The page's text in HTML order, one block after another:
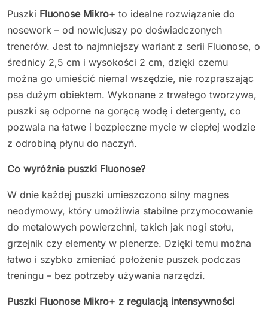
Puszki Fluonose Mikro+ to idealne rozwiązanie do
nosework – od nowicjuszy po doświadczonych
trenerów. Jest to najmniejszy wariant z serii Fluonose, o
średnicy 2,5 cm i wysokości 2 cm, dzięki czemu
można go umieścić niemal wszędzie, nie rozpraszając
psa dużym obiektem. Wykonane z trwałego tworzywa,
puszki są odporne na gorącą wodę i detergenty, co
pozwala na łatwe i bezpieczne mycie w ciepłej wodzie
z odrobiną płynu do naczyń.
Co wyróżnia puszki Fluonose?
W dnie każdej puszki umieszczono silny magnes
neodymowy, który umożliwia stabilne przymocowanie
do metalowych powierzchni, takich jak nogi stołu,
grzejnik czy elementy w plenerze. Dzięki temu można
łatwo i szybko zmieniać położenie puszek podczas
treningu – bez potrzeby używania narzędzi.
Puszki Fluonose Mikro+ z regulacją intensywności